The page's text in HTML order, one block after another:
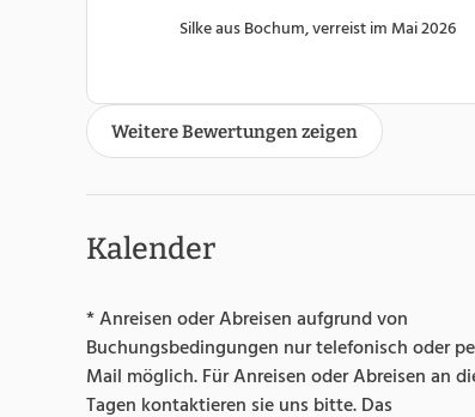
Silke aus Bochum, verreist im Mai 2026
Weitere Bewertungen zeigen
Kalender